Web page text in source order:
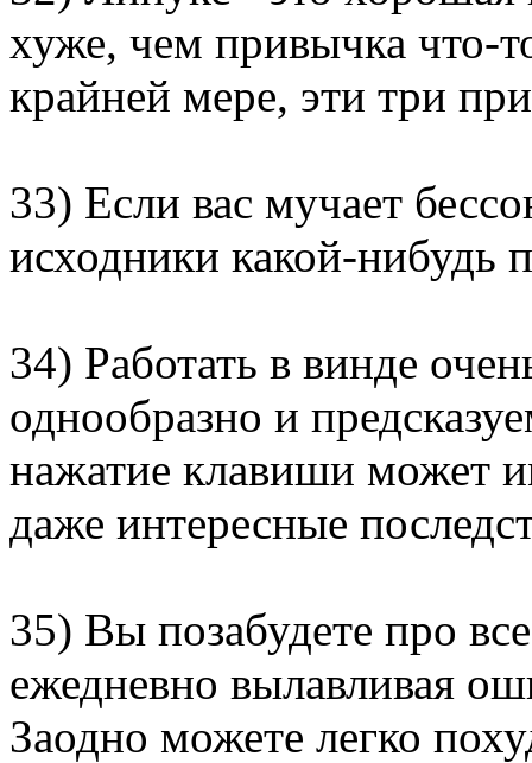
хуже, чем привычка что-
крайней мере, эти три
33) Если вас мучает
исходники какой-нибудь
34) Работать в винде
однообразно и
нажатие клавиши может
даже интересные
35) Вы позабудете про
ежедневно вылавливая
Заодно можете легко